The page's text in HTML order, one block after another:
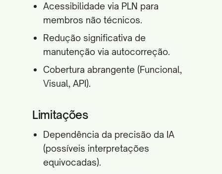
Acessibilidade via PLN para
membros não técnicos.
Redução significativa de
manutenção via autocorreção.
Cobertura abrangente (Funcional,
Visual, API).
Limitações
Dependência da precisão da IA
(possíveis interpretações
equivocadas).